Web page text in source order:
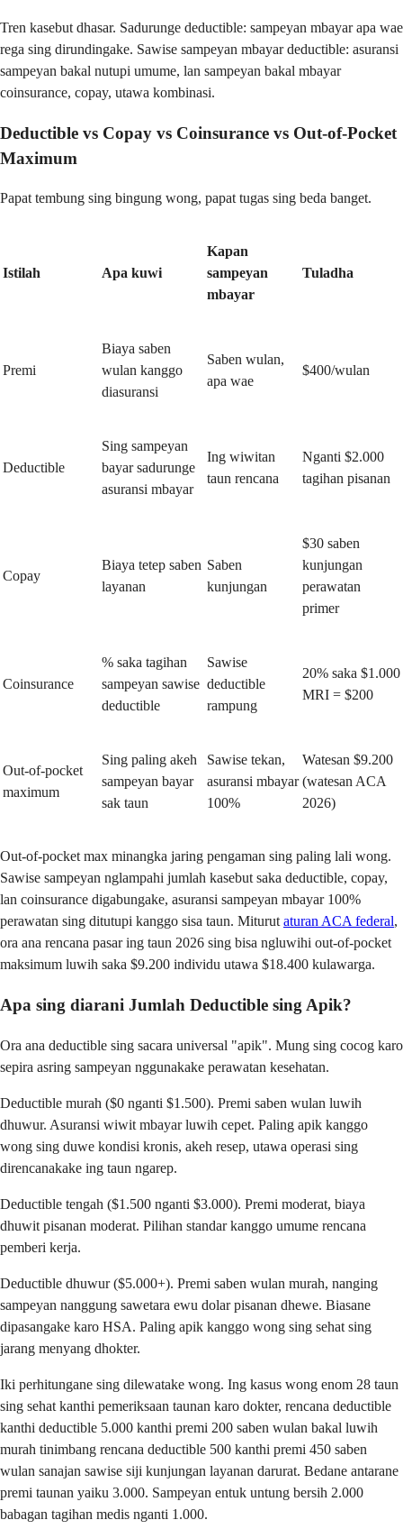
Tren kasebut dhasar. Sadurunge deductible: sampeyan mbayar apa wae
rega sing dirundingake. Sawise sampeyan mbayar deductible: asuransi
sampeyan bakal nutupi umume, lan sampeyan bakal mbayar
coinsurance, copay, utawa kombinasi.
Deductible vs Copay vs Coinsurance vs Out-of-Pocket
Maximum
Papat tembung sing bingung wong, papat tugas sing beda banget.
Istilah Apa kuwi
Kapan
sampeyan
mbayar
Tuladha
Premi
Biaya saben
wulan kanggo
diasuransi
Saben wulan,
apa wae
$400/wulan
Deductible
Sing sampeyan
bayar sadurunge
asuransi mbayar
Ing wiwitan
taun rencana
Nganti $2.000
tagihan pisanan
Copay
Biaya tetep saben
layanan
Saben
kunjungan
$30 saben
kunjungan
perawatan
primer
Coinsurance
% saka tagihan
sampeyan sawise
deductible
Sawise
deductible
rampung
20% saka $1.000
MRI = $200
Out-of-pocket
maximum
Sing paling akeh
sampeyan bayar
sak taun
Sawise tekan,
asuransi mbayar
100%
Watesan $9.200
(watesan ACA
2026)
Out-of-pocket max minangka jaring pengaman sing paling lali wong.
Sawise sampeyan nglampahi jumlah kasebut saka deductible, copay,
lan coinsurance digabungake, asuransi sampeyan mbayar 100%
perawatan sing ditutupi kanggo sisa taun. Miturutaturan ACA federal,
ora ana rencana pasar ing taun 2026 sing bisa ngluwihi out-of-pocket
maksimum luwih saka $9.200 individu utawa $18.400 kulawarga.
Apa sing diarani Jumlah Deductible sing Apik?
Ora ana deductible sing sacara universal "apik". Mung sing cocog karo
sepira asring sampeyan nggunakake perawatan kesehatan.
Deductible murah ($0 nganti $1.500). Premi saben wulan luwih
dhuwur. Asuransi wiwit mbayar luwih cepet. Paling apik kanggo
wong sing duwe kondisi kronis, akeh resep, utawa operasi sing
direncanakake ing taun ngarep.
Deductible tengah ($1.500 nganti $3.000). Premi moderat, biaya
dhuwit pisanan moderat. Pilihan standar kanggo umume rencana
pemberi kerja.
Deductible dhuwur ($5.000+). Premi saben wulan murah, nanging
sampeyan nanggung sawetara ewu dolar pisanan dhewe. Biasane
dipasangake karo HSA. Paling apik kanggo wong sing sehat sing
jarang menyang dhokter.
Iki perhitungane sing dilewatake wong. Ing kasus wong enom 28 taun
sing sehat kanthi pemeriksaan taunan karo dokter, rencana deductible
kanthi deductible 5.000 kanthi premi 200 saben wulan bakal luwih
murah tinimbang rencana deductible 500 kanthi premi 450 saben
wulan sanajan sawise siji kunjungan layanan darurat. Bedane antarane
premi taunan yaiku 3.000. Sampeyan entuk untung bersih 2.000
babagan tagihan medis nganti 1.000.